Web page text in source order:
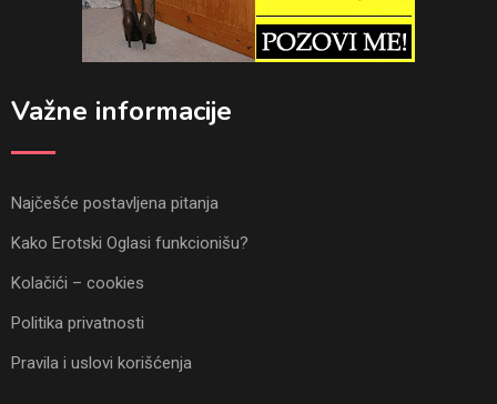
Važne informacije
Najčešće postavljena pitanja
Kako Erotski Oglasi funkcionišu?
Kolačići – cookies
Politika privatnosti
Pravila i uslovi korišćenja